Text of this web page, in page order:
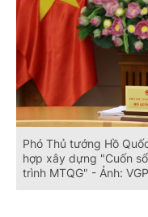
Phó Thủ tướng Hồ
hợp xây dựng "Cuốn
trình MTQG" - Ảnh: